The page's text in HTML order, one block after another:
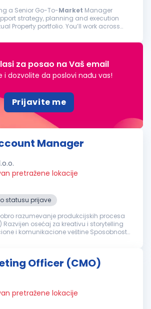
a Senior Go-To-Market Manager
strategy, planning and execution
Property portfolio. You’ll work across
za posao na Vaš email
i dozvolite da poslovi nađu vas!
Prijavite me
Manager
pretražene lokacije
statusu prijave
razumevanje produkcijskih procesa
Razvijen osećaj za kreativu i storytelling
i komunikacione veštine Sposobnost
Officer (CMO)
pretražene lokacije